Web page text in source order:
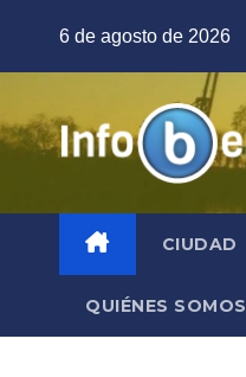
6 de agosto de 2026
CIUDAD
QUIÉNES SOMOS